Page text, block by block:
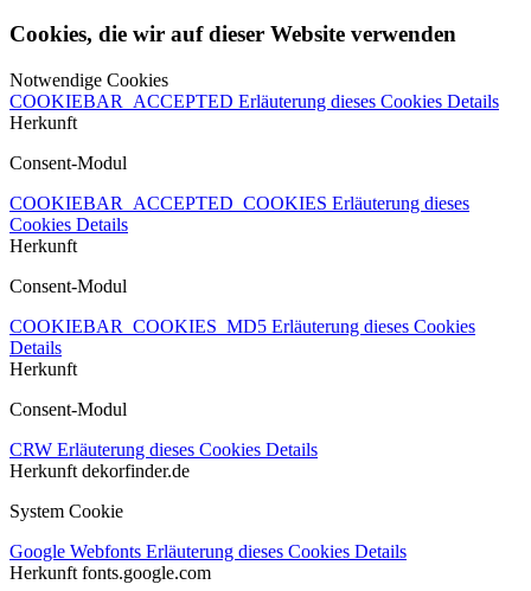
Cookies, die wir auf dieser Website verwenden
Notwendige Cookies
COOKIEBAR_ACCEPTED Erläuterung dieses Cookies Details
Herkunft
Consent-Modul
COOKIEBAR_ACCEPTED_COOKIES Erläuterung dieses
Cookies Details
Herkunft
Consent-Modul
COOKIEBAR_COOKIES_MD5 Erläuterung dieses Cookies
Details
Herkunft
Consent-Modul
CRW Erläuterung dieses Cookies Details
Herkunft dekorfinder.de
System Cookie
Google Webfonts Erläuterung dieses Cookies Details
Herkunft fonts.google.com